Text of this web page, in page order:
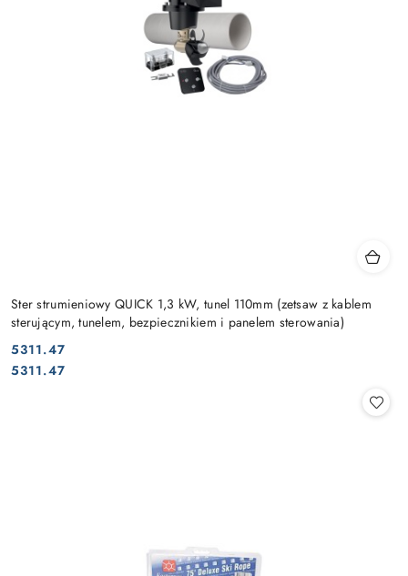
Ster strumieniowy QUICK 1,3 kW, tunel 110mm (zetsaw z kablem
sterującym, tunelem, bezpiecznikiem i panelem sterowania)
Cena:
5311.47
Cena:
5311.47